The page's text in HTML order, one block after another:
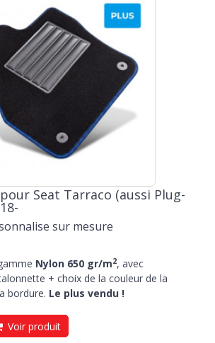
Seat Tarraco (aussi Plug-
sur mesure
Nylon 650 gr/m2, avec
+ choix de la couleur de la
bordure. Le plus vendu !
Voir produit